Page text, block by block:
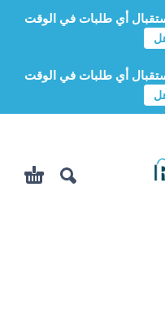
أي طلبات في الوقت
أي طلبات في الوقت